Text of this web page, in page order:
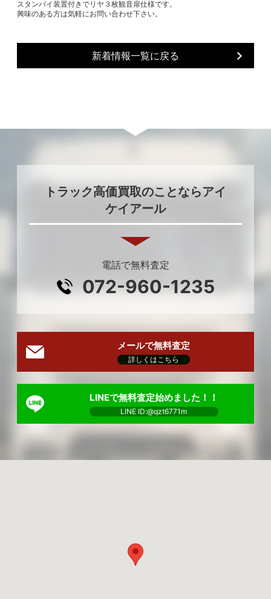
スタンバイ装置付きでリヤ３枚観音扉仕様です。
興味のある方は気軽にお問い合わせ下さい。
新着情報一覧に戻る
トラック高価買取のことならアイ
ケイアール
電話で無料査定
072-960-1235
メールで無料査定
詳しくはこちら
LINEで無料査定始めました！！
LINE ID:@qzt6771m